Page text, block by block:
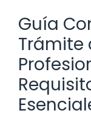
Guía
Trámite